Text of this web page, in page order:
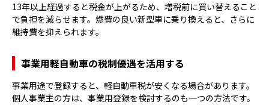
13年以上経過すると税金が上がるため、増税前に買い替えること
で負担を減らせます。燃費の良い新型車に乗り換えると、さらに
維持費を抑えられます。
事業用軽自動車の税制優遇を活用する
事業用途で登録すると、軽自動車税が安くなる場合があります。
個人事業主の方は、事業用登録を検討するのも一つの方法です。